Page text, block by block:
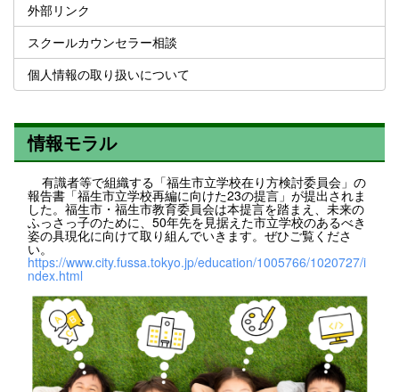
外部リンク
スクールカウンセラー相談
個人情報の取り扱いについて
情報モラル
有識者等で組織する「福生市立学校在り方検討委員会」の
報告書「福生市立学校再編に向けた23の提言」が提出されま
した。福生市・福生市教育委員会は本提言を踏まえ、未来の
ふっさっ子のために、50年先を見据えた市立学校のあるべき
姿の具現化に向けて取り組んでいきます。ぜひご覧くださ
い。
https://www.city.fussa.tokyo.jp/education/1005766/1020727/i
ndex.html